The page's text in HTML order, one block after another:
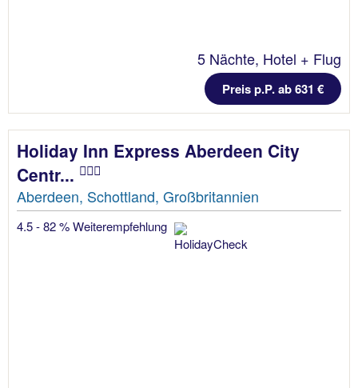
5 Nächte, Hotel + Flug
Preis p.P. ab 631 €
Holiday Inn Express Aberdeen City
Centr...
Aberdeen, Schottland, Großbritannien
4.5 - 82 % Weiterempfehlung